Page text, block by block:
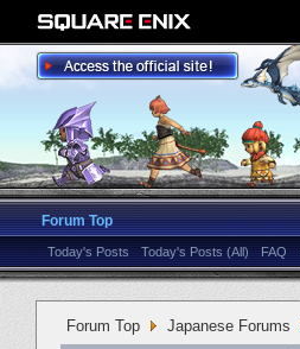
Forum Top
Today's Posts Today's Posts (All) FAQ
Forum Top Japanese Forums